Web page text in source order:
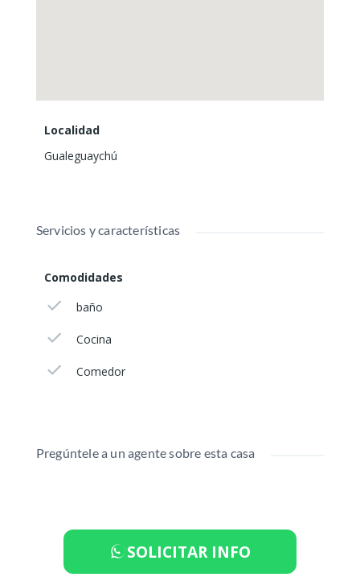
Localidad
Gualeguaychú
Servicios y características
Comodidades
baño
Cocina
Comedor
Pregúntele a un agente sobre esta casa
SOLICITAR INFO